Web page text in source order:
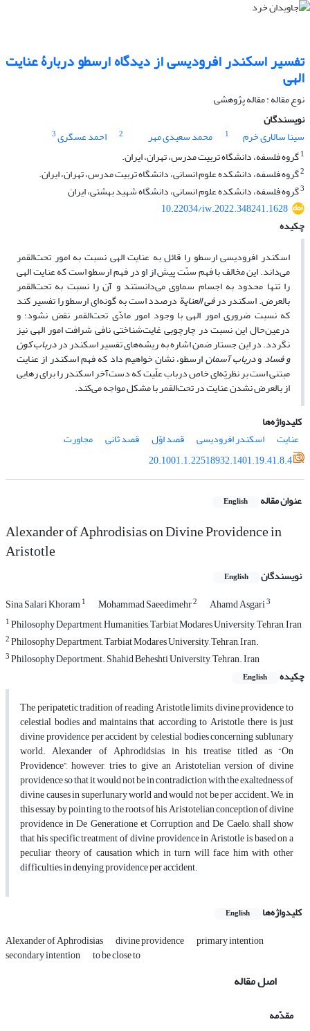
تفسیر اسکندر افرودیسی از دیدگاه ارسطو دربارۀ عنایت
الهی
نوع مقاله : مقاله پژوهشی
نویسندگان
سینا سالاری خرم
1 محمد سعیدی مهر 2 احمد عسگری3
1گروه فلسفه، دانشگاه تربیت مدرس، تهران، ایران.
2گروه فلسفه، دانشکده علوم انسانی، دانشگاه تربیت مدرس، تهران، ایران.
3گروه فلسفه، دانشکده علوم انسانی، دانشگاه شهید بهشتی، ایران
10.22034/iw.2022.348241.1628
چکیده
اسکندر افرودیسی ارسطو را قائل به عنایت الهی نسبت به امور تحت‌القمر
می‌داند. این مخالف با فهم سنّت پیش از او در فهم ارسطو است که عنایت الهی
را تنها محدود به اجسام سماوی می‌دانستند و آن را نسبت به تحت‌القمر
بالعرض. اسکندر درفی العنایةدرصدد است به گونه‌ای ارسطو را تفسیر کند
که نسبت ضروری امور الهی با وجود امور مادّی تحت‌القمر نقض نشود؛ و
درعین‌حال این نسبت در چارچوبی غایت‌شناختی نافی شرافت امور الهی نیز
نگردد. در این جستار ضمن اشاره به ریشه‌های تفسیر اسکندر دردربابکون
و فسادودرباب آسمانارسطو، نشان خواهیم داد که فهم اسکندر از عنایت
مبتنی است بر نظریّه‌ای خاص درباب علّیت که دست‌آخر اسکندر را برای رهایی
از بالعرض نشدن عنایت در تحت‌القمر با مشکل مواجه می‌کند.
کلیدواژه‌ها
عنایت
اسکندر افرودیسی قصد اوّل قصد ثانی
مجاورت
20.1001.1.22518932.1401.19.41.8.4
عنوان مقاله English
Alexander of Aphrodisias on Divine Providence in
Aristotle
نویسندگان English
Sina Salari Khoram1 Mohammad Saeedimehr2 Ahamd Asgari3
1Philosophy Department, Humanities, Tarbiat Modares University, Tehran, Iran
2Philosophy Department,, Tarbiat Modares University, Tehran, Iran.
3Philosophy Deportment. Shahid Beheshti University, Tehran. Iran
چکیده
English
The peripatetic tradition of reading Aristotle limits divine providence to
celestial bodies and maintains that, according to Aristotle, there is just
divine providence per accident by celestial bodies concerning sublunary
world. Alexander of Aphrodidsias in his treatise titled as “On
Providence”, however, tries to give an Aristotelian version of divine
providence so that it would not be in contradiction with the exaltedness of
divine causes in superlunary world and would not be per accident. We, in
this essay, by pointing to the roots of his Aristotelian conception of divine
providence in De Generatione et Corruption and De Caelo, shall show
that his specific treatment of divine providence in Aristotle is based on a
peculiar theory of causation which in turn will face him with other
difficulties in denying providence per accident.
کلیدواژه‌ها English
Alexander of Aphrodisias divine providence primary intention
secondary intention to be close to
اصل مقاله
مقدّمه